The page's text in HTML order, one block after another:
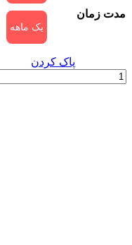
مدت زمان
یک ماهه
پاک کردن
خرید